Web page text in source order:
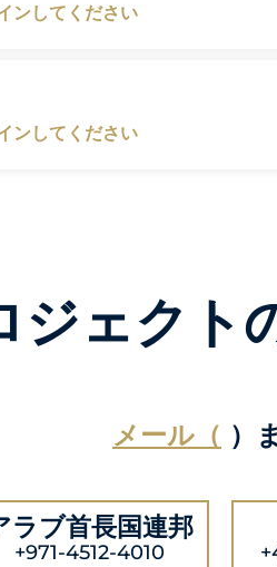
ンしてください
ンしてください
ジェクト
メール（ ）
ラブ首長国連邦
+971-4512-4010